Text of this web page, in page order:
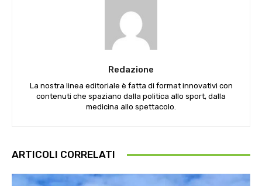
Redazione
La nostra linea editoriale è fatta di format innovativi con
contenuti che spaziano dalla politica allo sport, dalla
medicina allo spettacolo.
ARTICOLI CORRELATI